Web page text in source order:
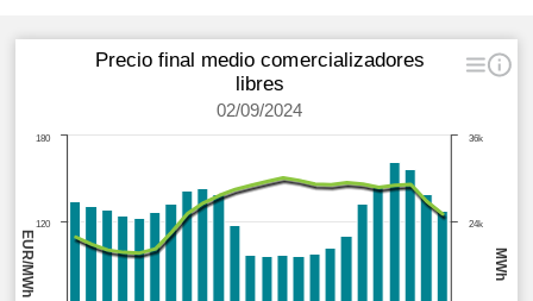
MWh
EUR/MWh
Precio final medio comercializadores
libres
02/09/2024
24k
36k
120
180